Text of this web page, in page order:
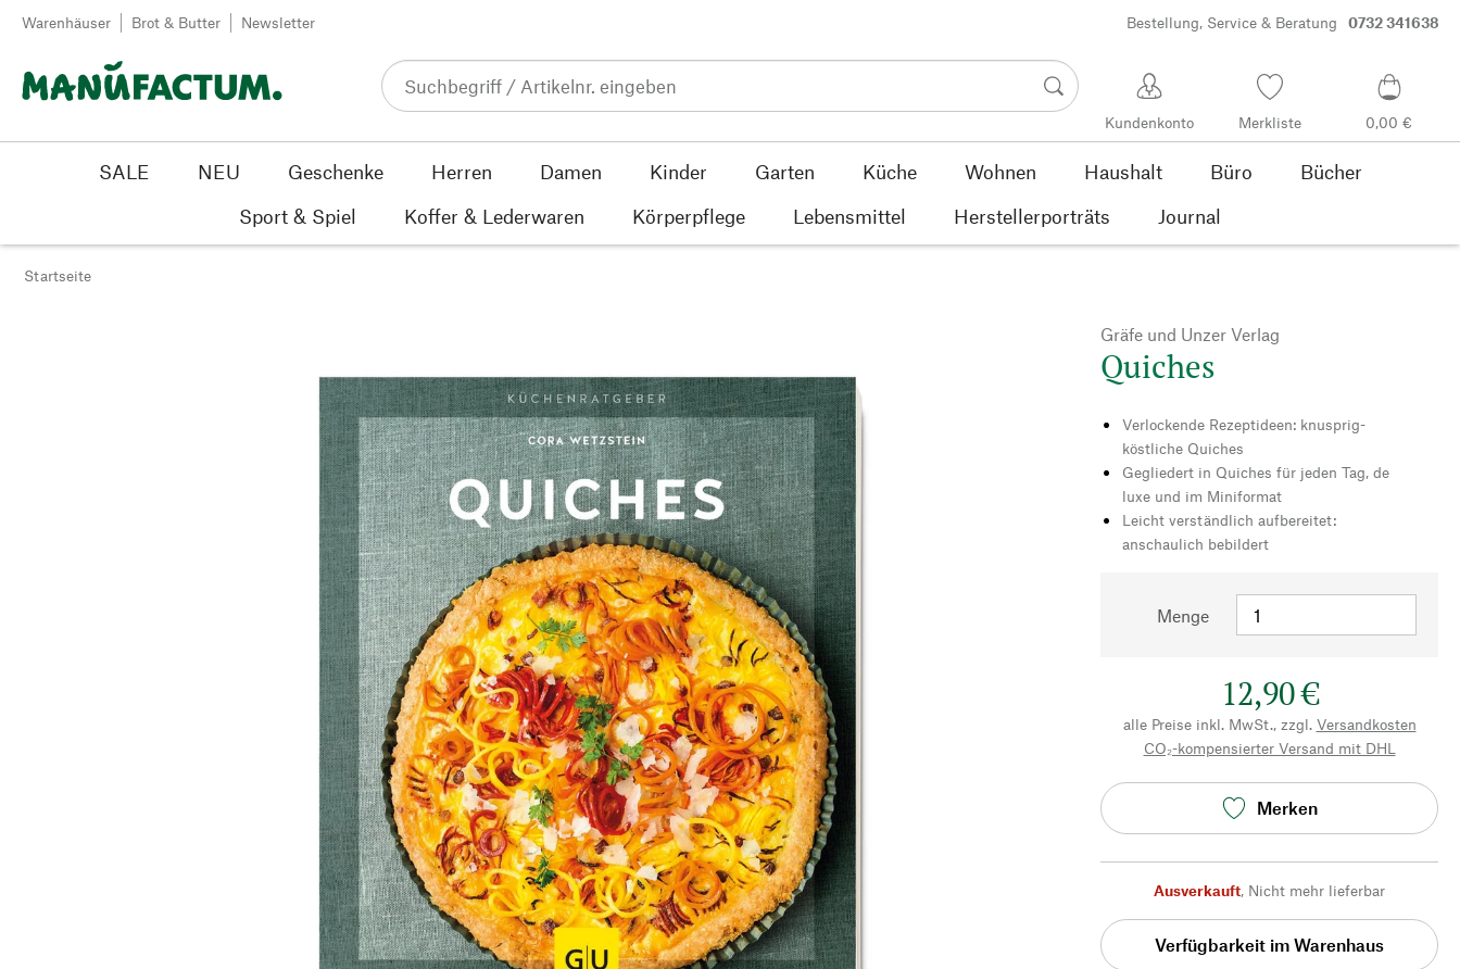
Zum Inhalt springen
Warenhäuser Brot & Butter Newsletter Bestellung, Service & Beratung 0732 341638
Kundenkonto Merkliste 0,00 €
SALE NEU Geschenke Herren Damen Kinder Garten Küche Wohnen Haushalt Büro
Bücher
Sport & Spiel
Koffer & Lederwaren Körperpflege Lebensmittel Herstellerporträts Journal
Startseite
Gräfe und Unzer Verlag
Quiches
Verlockende Rezeptideen: knusprig-
köstliche Quiches
Gegliedert in Quiches für jeden Tag, de
luxe und im Miniformat
Leicht verständlich aufbereitet:
anschaulich bebildert
Menge
12,90 €
alle Preise inkl. MwSt., zzgl. Versandkosten
CO₂-kompensierter Versand mit DHL
Merken
Ausverkauft, Nicht mehr lieferbar
Verfügbarkeit im Warenhaus